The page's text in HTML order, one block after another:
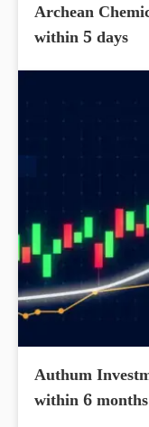
Archean
within 5 days
Authum
within 6 months